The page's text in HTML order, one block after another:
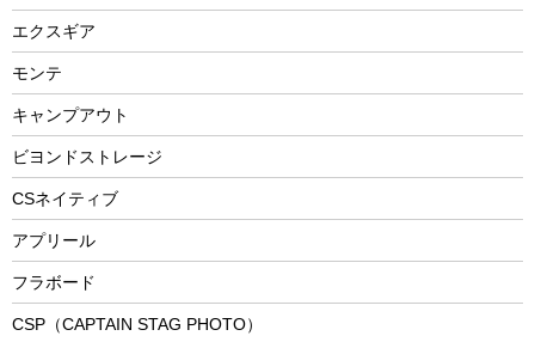
トレー
ランチョンマット
ランチボックス
エアーポンプ
ビーチテント
ウィンター
スノーシュー
防寒ウェア
トレッキング
トレッキングアクセサリー
プレイグッズ
エクスギア
モンテ
キャンプアウト
ビヨンドストレージ
CSネイティブ
アプリール
フラボード
CSP（CAPTAIN STAG PHOTO）